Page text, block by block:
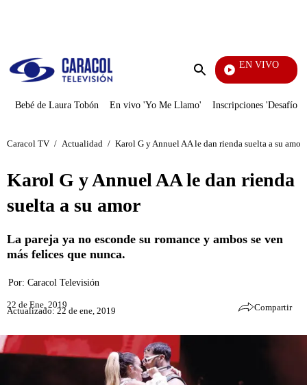
Enviar
EN VIVO
EFÉ
Bebé de Laura Tobón En vivo 'Yo Me Llamo' Inscripciones 'Desafío'
Caracol TV / Actualidad / Karol G y Annuel AA le dan rienda suelta a su amor
Karol G y Annuel AA le dan rienda
suelta a su amor
La pareja ya no esconde su romance y ambos se ven
más felices que nunca.
Por: Caracol Televisión
22 de Ene, 2019
Actualizado: 22 de ene, 2019 Compartir